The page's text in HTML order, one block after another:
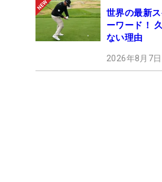
世界の最新
ーワード！
ない理由
2026年8月7